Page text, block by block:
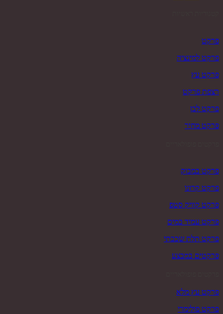
פרקט
פרקט למינציה
פרקט עץ
רצפת פרקט
פרקט לבן
פרקט מחיר
פרקט במבוק
פרקט קרונו
פרקט קוויק סטפ
פרקט עמיד במים
פרקט תלת שכבתי
פרקטים במבצע
פרקט עץ מלא
פרקט פולימרי